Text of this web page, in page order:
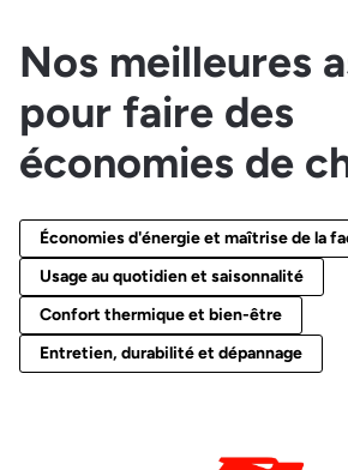
Nos meilleures
pour faire des
économies de
Économies d'énergie et maîtrise de la
Usage au quotidien et saisonnalité
Confort thermique et bien-être
Entretien, durabilité et dépannage